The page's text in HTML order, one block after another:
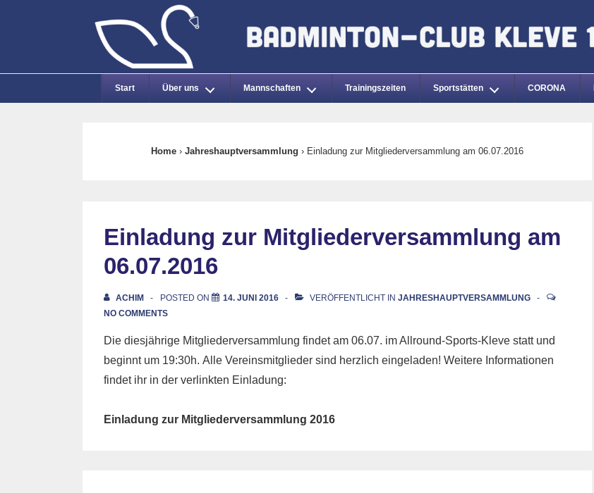
Navigation
Start Über uns Mannschaften Trainingszeiten Sportstätten CORONA
Home › Jahreshauptversammlung › Einladung zur Mitgliederversammlung am 06.07.2016
Einladung zur Mitgliederversammlung am
06.07.2016
ACHIM POSTED ON 14. JUNI 2016 VERÖFFENTLICHT IN JAHRESHAUPTVERSAMMLUNG
NO COMMENTS
Die diesjährige Mitgliederversammlung findet am 06.07. im Allround-Sports-Kleve statt und
beginnt um 19:30h. Alle Vereinsmitglieder sind herzlich eingeladen! Weitere Informationen
findet ihr in der verlinkten Einladung:
Einladung zur Mitgliederversammlung 2016